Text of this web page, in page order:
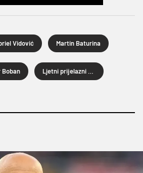
Vidović Martin Baturina
Boban